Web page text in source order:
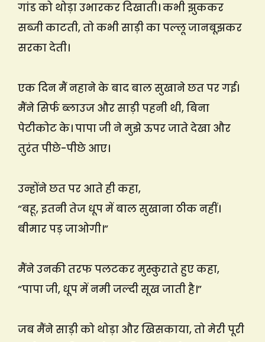
गांड को थोड़ा उभारकर दिखाती। कभी झुककर
सब्जी काटती, तो कभी साड़ी का पल्लू जानबूझकर
सरका देती।
एक दिन मैं नहाने के बाद बाल सुखाने छत पर गई।
मैंने सिर्फ ब्लाउज और साड़ी पहनी थी, बिना
पेटीकोट के। पापा जी ने मुझे ऊपर जाते देखा और
तुरंत पीछे-पीछे आए।
उन्होंने छत पर आते ही कहा,
“बहू, इतनी तेज धूप में बाल सुखाना ठीक नहीं।
बीमार पड़ जाओगी।”
मैंने उनकी तरफ पलटकर मुस्कुराते हुए कहा,
“पापा जी, धूप में नमी जल्दी सूख जाती है।”
जब मैंने साड़ी को थोड़ा और खिसकाया, तो मेरी पूरी